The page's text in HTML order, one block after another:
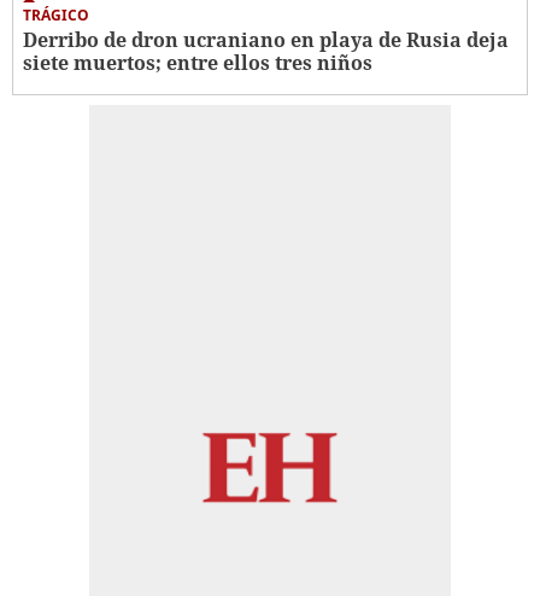
TRÁGICO
Derribo de dron ucraniano en playa de Rusia deja
siete muertos; entre ellos tres niños